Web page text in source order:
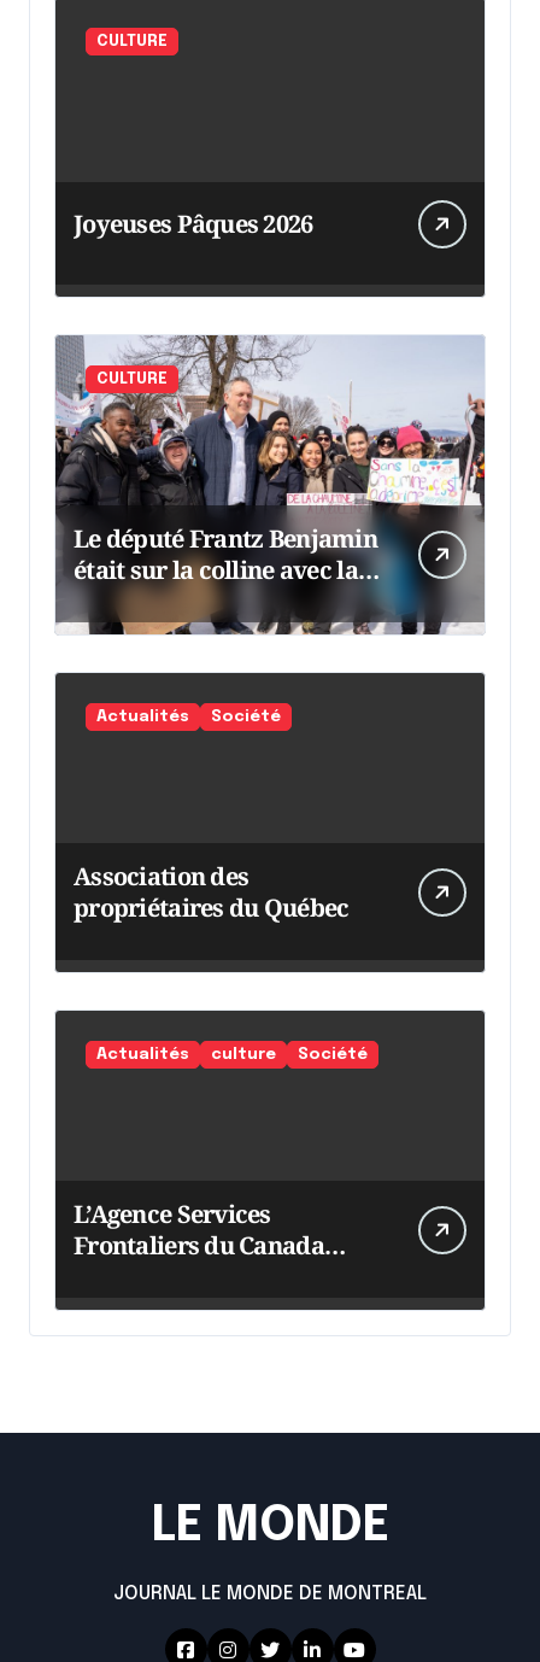
CULTURE
Joyeuses Pâques 2026
CULTURE
Le député Frantz Benjamin
était sur la colline avec la
chaumine
Actualités Société
Association des
propriétaires du Québec
Actualités culture Société
L’Agence Services
Frontaliers du Canada
LE MONDE
JOURNAL LE MONDE DE MONTREAL